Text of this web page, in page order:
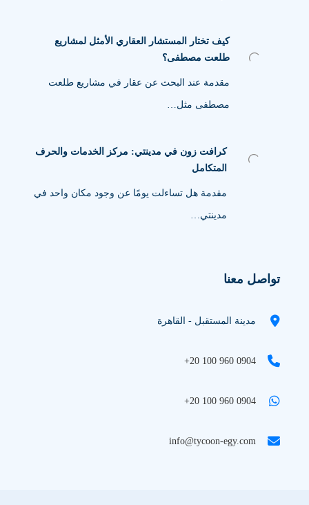
كيف تختار المستشار العقاري الأمثل لمشاريع
طلعت مصطفى؟
مقدمة عند البحث عن عقار في مشاريع طلعت
مصطفى مثل…
كرافت زون في مدينتي: مركز الخدمات والحرف
المتكامل
مقدمة هل تساءلت يومًا عن وجود مكان واحد في
مدينتي…
تواصل معنا
مدينة المستقبل - القاهرة
+20 100 960 0904
+20 100 960 0904
info@tycoon-egy.com